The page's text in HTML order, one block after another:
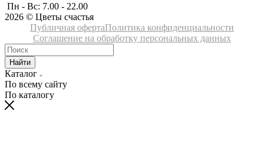
Пн - Вс: 7.00 - 22.00
2026 © Цветы счастья
Публичная офертаПолитика конфиденциальности
Соглашение на обработку персональных данных
Найти
Каталог
По всему сайту
По каталогу